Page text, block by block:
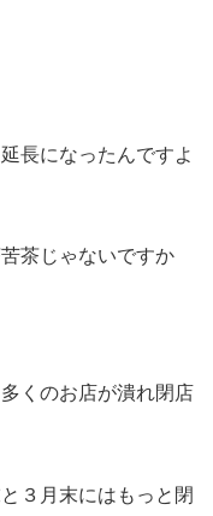
長になったんですよ
茶じゃないですか
くのお店が潰れ閉店
３月末にはもっと閉